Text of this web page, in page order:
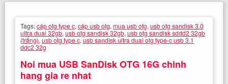
Tags:cáp otg type c, cáp usb otg, mua usb otg, usb otg sandisk 3.0
ultra dual 32gb, usb otg sandisk 32gb, usb otg sandisk sddd2 32gb
(trắng), usb otg type c,usb sandisk ultra dual otg type-c usb 3.1
ddc2 32g
Noi mua USB SanDisk OTG 16G chinh
hang gia re nhat